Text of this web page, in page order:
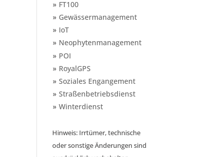
FT100
Gewässermanagement
IoT
Neophytenmanagement
POI
RoyalGPS
Soziales Engangement
Straßenbetriebsdienst
Winterdienst
Hinweis: Irrtümer, technische
oder sonstige Änderungen sind